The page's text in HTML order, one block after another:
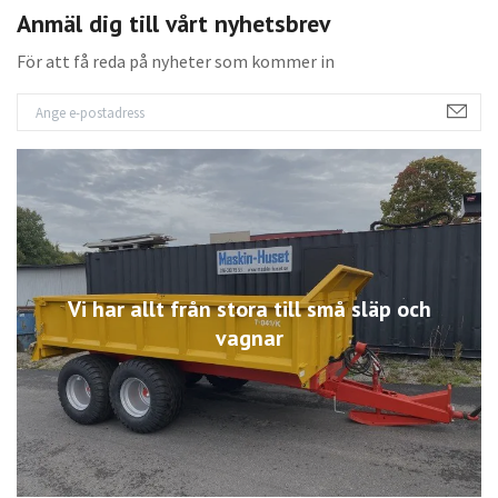
Anmäl dig till vårt nyhetsbrev
För att få reda på nyheter som kommer in
Vi har allt från stora till små släp och
vagnar